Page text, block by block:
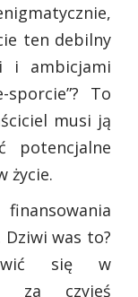
ten debilny
i ambicjami
To
musi ją
potencjalne
życie.
was to?
się w
za czyjeś